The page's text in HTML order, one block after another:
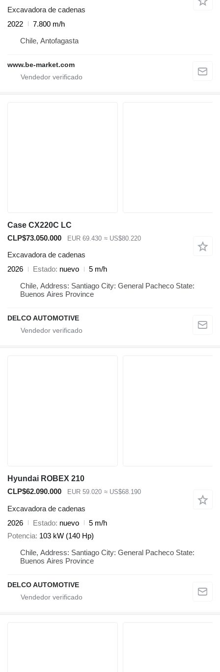
Excavadora de cadenas
2022
7.800 m/h
Chile, Antofagasta
www.be-market.com
Case CX220C LC
CLP$73.050.000
EUR 69.430 ≈ US$80.220
Excavadora de cadenas
2026
Estado nuevo
5 m/h
Chile, Address: Santiago City: General Pacheco State:
Buenos Aires Province
DELCO AUTOMOTIVE
Hyundai ROBEX 210
CLP$62.090.000
EUR 59.020 ≈ US$68.190
Excavadora de cadenas
2026
Estado nuevo
5 m/h
Potencia 103 kW (140 Hp)
Chile, Address: Santiago City: General Pacheco State:
Buenos Aires Province
DELCO AUTOMOTIVE